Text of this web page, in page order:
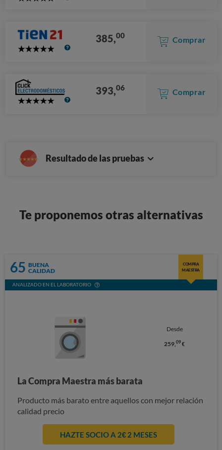
5
385,00 Comprar
5
393,06 Comprar
Resultado de las pruebas
Te proponemos otras alternativas
65 BUENA
CALIDAD
COMPRA
MAESTRA
ANALIZADO EN EL LABORATORIO
Desde
259,09 €
La Compra Maestra más barata
Producto más barato entre aquellos con mejor relación
calidad precio
HAZTE SOCIO A 2€ 2 MESES